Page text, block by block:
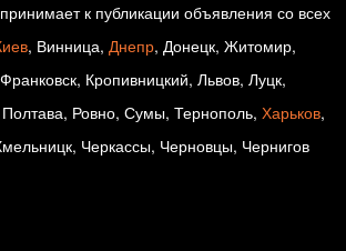
к публикации объявления со всех
, Винница, Днепр, Донецк, Житомир,
Кропивницкий, Львов, Луцк,
Ровно, Сумы, Тернополь, Харьков,
Черкассы, Черновцы, Чернигов